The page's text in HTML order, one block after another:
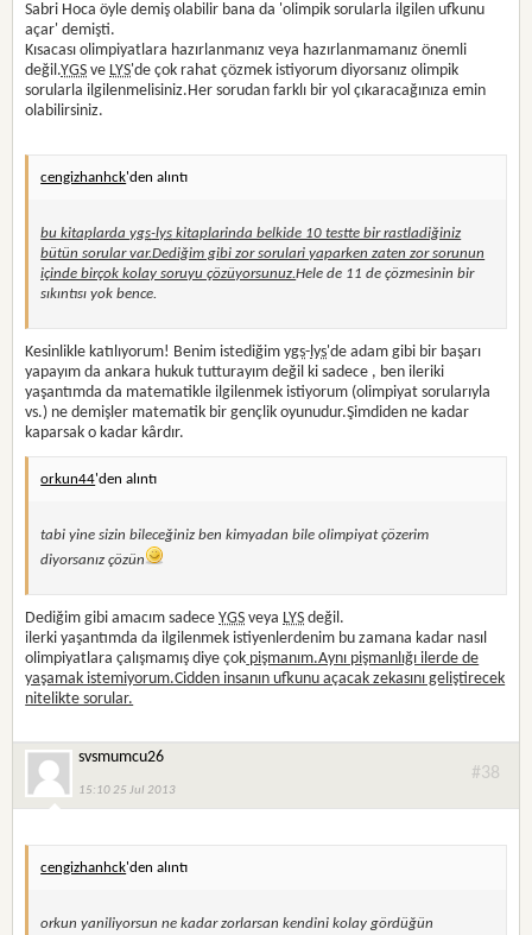
Sabri Hoca öyle demiş olabilir bana da 'olimpik sorularla ilgilen ufkunu
açar' demişti.
Kısacası olimpiyatlara hazırlanmanız veya hazırlanmamanız önemli
değil.YGS ve LYS'de çok rahat çözmek istiyorum diyorsanız olimpik
sorularla ilgilenmelisiniz.Her sorudan farklı bir yol çıkaracağınıza emin
olabilirsiniz.
cengizhanhck'den alıntı
bu kitaplardaygs-lys kitaplarinda belkide 10 testte bir rastladiğiniz
bütün sorular var.Dediğim gibi zor sorulari yaparken zaten zor sorunun
içinde birçok kolay soruyu çözüyorsunuz.Hele de 11 de çözmesinin bir
sıkıntısı yok bence.
Kesinlikle katılıyorum! Benim istediğimygs- lys'de adam gibi bir başarı
yapayım da ankara hukuk tutturayım değil ki sadece , ben ileriki
yaşantımda da matematikle ilgilenmek istiyorum (olimpiyat sorularıyla
vs.) ne demişler matematik bir gençlik oyunudur.Şimdiden ne kadar
kaparsak o kadar kârdır.
orkun44'den alıntı
tabi yine sizin bileceğiniz ben kimyadan bile olimpiyat çözerim
diyorsanız çözün
Dediğim gibi amacım sadeceYGS veya LYS değil.
ilerki yaşantımda da ilgilenmek istiyenlerdenim bu zamana kadar nasıl
olimpiyatlara çalışmamış diye çok pişmanım.Aynı pişmanlığı ilerde de
yaşamak istemiyorum.Cidden insanın ufkunu açacak zekasını geliştirecek
nitelikte sorular.
svsmumcu26
15:10 25 Jul 2013
#38
cengizhanhck'den alıntı
orkun yaniliyorsun ne kadar zorlarsan kendini kolay gördüğün